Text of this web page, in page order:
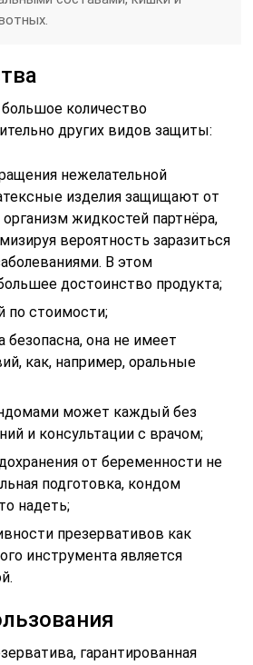
количество
других видов защиты:
нежелательной
изделия защищают от
жидкостей партнёра,
вероятность заразиться
В этом
достоинство продукта;
по стоимости;
безопасна, она не имеет
как, например, оральные
может каждый без
и консультации с врачом;
от беременности не
подготовка, кондом
надеть;
презервативов как
инструмента является
гарантированная